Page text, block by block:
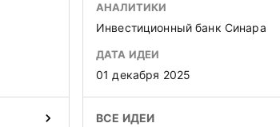
АНАЛИТИКИ
Инвестиционный банк Синара
ДАТА ИДЕИ
01 декабря 2025
ВСЕ ИДЕИ